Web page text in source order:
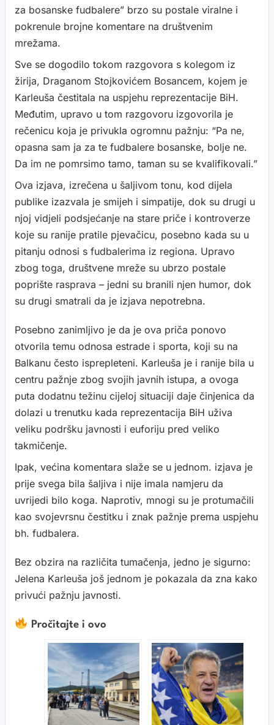
za bosanske fudbalere” brzo su postale viralne i
pokrenule brojne komentare na društvenim
mrežama.
Sve se dogodilo tokom razgovora s kolegom iz
žirija, Draganom Stojkovićem Bosancem, kojem je
Karleuša čestitala na uspjehu reprezentacije BiH.
Međutim, upravo u tom razgovoru izgovorila je
rečenicu koja je privukla ogromnu pažnju: “Pa ne,
opasna sam ja za te fudbalere bosanske, bolje ne.
Da im ne pomrsimo tamo, taman su se kvalifikovali.”
Ova izjava, izrečena u šaljivom tonu, kod dijela
publike izazvala je smijeh i simpatije, dok su drugi u
njoj vidjeli podsjećanje na stare priče i kontroverze
koje su ranije pratile pjevačicu, posebno kada su u
pitanju odnosi s fudbalerima iz regiona. Upravo
zbog toga, društvene mreže su ubrzo postale
poprište rasprava – jedni su branili njen humor, dok
su drugi smatrali da je izjava nepotrebna.
Posebno zanimljivo je da je ova priča ponovo
otvorila temu odnosa estrade i sporta, koji su na
Balkanu često isprepleteni. Karleuša je i ranije bila u
centru pažnje zbog svojih javnih istupa, a ovoga
puta dodatnu težinu cijeloj situaciji daje činjenica da
dolazi u trenutku kada reprezentacija BiH uživa
veliku podršku javnosti i euforiju pred veliko
takmičenje.
Ipak, većina komentara slaže se u jednom. izjava je
prije svega bila šaljiva i nije imala namjeru da
uvrijedi bilo koga. Naprotiv, mnogi su je protumačili
kao svojevrsnu čestitku i znak pažnje prema uspjehu
bh. fudbalera.
Bez obzira na različita tumačenja, jedno je sigurno:
Jelena Karleuša još jednom je pokazala da zna kako
privući pažnju javnosti.
Pročitajte i ovo